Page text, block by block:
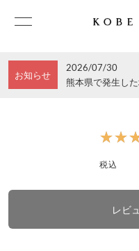
お知らせ
2026/07/30
熊本県で発生し
税込
レビ